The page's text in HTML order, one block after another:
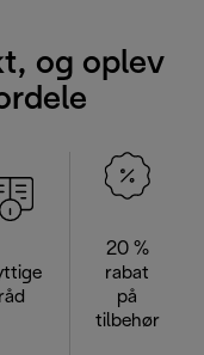
og oplev
råd
20 %
rabat
på
tilbehør